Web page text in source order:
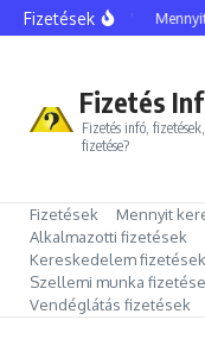
Ugrás a tartalomhoz
Fizetések
sztármenedzser?
Fizetés
Fizetés infó,
fizetése?
Fizetések Mennyit
Alkalmazotti fizetések
Kereskedelem fizetések
Szellemi munka
Vendéglátás fizetések